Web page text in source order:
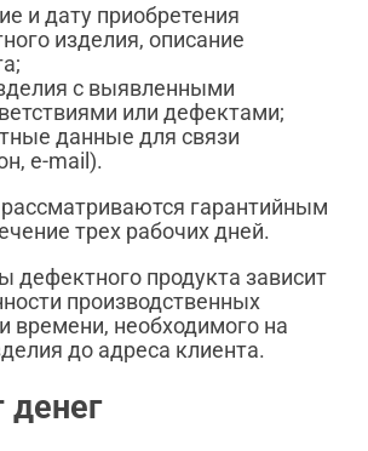
и дату приобретения
изделия, описание
с выявленными
или дефектами;
данные для связи
e-mail).
гарантийным
трех рабочих дней.
дефектного продукта зависит
производственных
времени, необходимого на
до адреса клиента.
денег